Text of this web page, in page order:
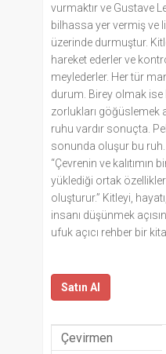
vurmaktır ve Gustave
bilhassa yer vermiş ve
üzerinde durmuştur.
hareket ederler ve
meylederler. Her tür
durum. Birey olmak
zorlukları göğüslemek
ruhu vardır sonuçta.
sonunda oluşur bu ruh.
“Çevrenin ve kalıtımın
yüklediği ortak
oluşturur.” Kitleyi,
insanı düşünmek
ufuk açıcı rehber bir
Satın Al
Çevirmen